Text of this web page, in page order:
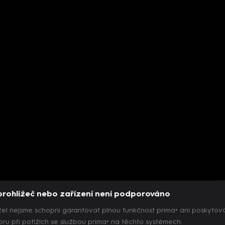
nebo zařízení není podporováno
nejsme schopni garantovat plnou funkčnost prima+ ani
při potížích se službou prima+ na těchto systémech.